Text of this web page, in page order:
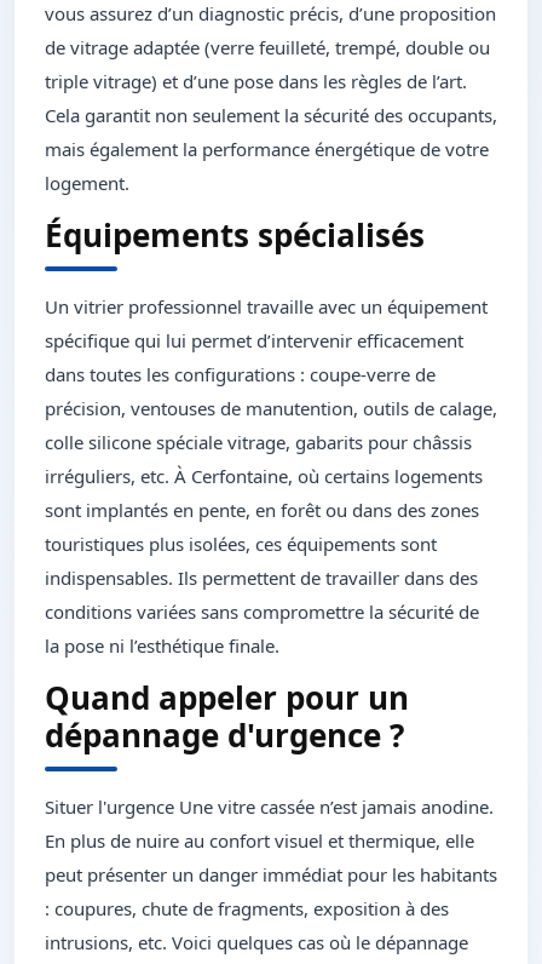
vous assurez d’un diagnostic précis, d’une proposition
de vitrage adaptée (verre feuilleté, trempé, double ou
triple vitrage) et d’une pose dans les règles de l’art.
Cela garantit non seulement la sécurité des occupants,
mais également la performance énergétique de votre
logement.
Équipements spécialisés
Un vitrier professionnel travaille avec un équipement
spécifique qui lui permet d’intervenir efficacement
dans toutes les configurations : coupe-verre de
précision, ventouses de manutention, outils de calage,
colle silicone spéciale vitrage, gabarits pour châssis
irréguliers, etc. À Cerfontaine, où certains logements
sont implantés en pente, en forêt ou dans des zones
touristiques plus isolées, ces équipements sont
indispensables. Ils permettent de travailler dans des
conditions variées sans compromettre la sécurité de
la pose ni l’esthétique finale.
Quand appeler pour un
dépannage d'urgence ?
Situer l'urgence Une vitre cassée n’est jamais anodine.
En plus de nuire au confort visuel et thermique, elle
peut présenter un danger immédiat pour les habitants
: coupures, chute de fragments, exposition à des
intrusions, etc. Voici quelques cas où le dépannage